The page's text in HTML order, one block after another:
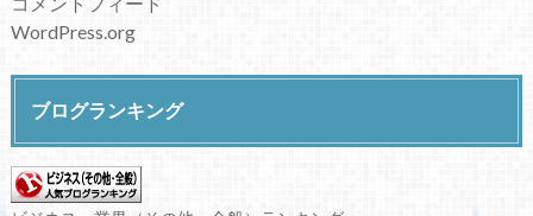
WordPress.org
ブログランキング